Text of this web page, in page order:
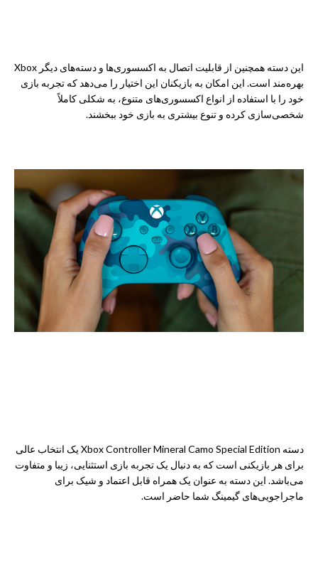
این دسته همچنین از قابلیت اتصال به اکسسوری‌ها و دسته‌های دیگر Xbox
بهره‌مند است. این امکان به بازیکنان این اختیار را می‌دهد که تجربه بازی
خود را با استفاده از انواع اکسسوری‌های متنوع، به شکلی کاملاً
شخصی‌سازی کرده و تنوع بیشتری به بازی خود ببخشند.
دسته Xbox Controller Mineral Camo Special Edition یک انتخاب عالی
برای هر بازیکنی است که به دنبال یک تجربه بازی استثنایی، زیبا و متفاوت
می‌باشد. این دسته به عنوان یک همراه قابل اعتماد و شیک برای
ماجراجویی‌های گیمینگ شما حاضر است.